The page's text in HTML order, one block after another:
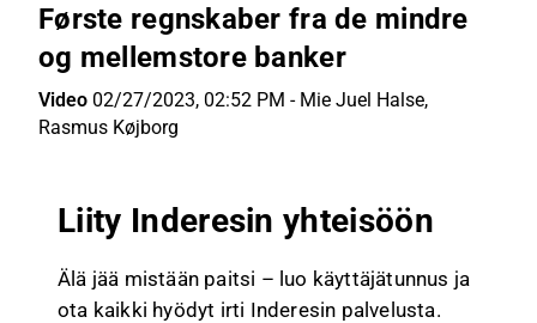
Første regnskaber fra de mindre
og mellemstore banker
Video 02/27/2023, 02:52 PM - Mie Juel Halse,
Rasmus Køjborg
Liity Inderesin yhteisöön
Älä jää mistään paitsi – luo käyttäjätunnus ja
ota kaikki hyödyt irti Inderesin palvelusta.